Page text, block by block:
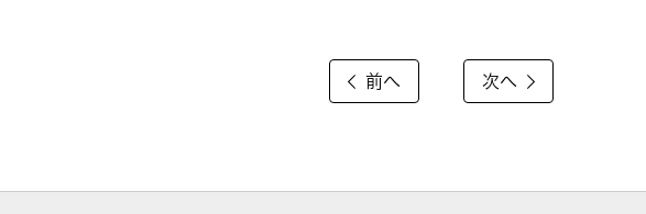
前へ 次へ